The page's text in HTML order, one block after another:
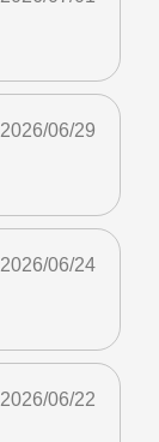
2026/06/29
2026/06/24
2026/06/22